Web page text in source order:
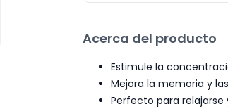
Acerca del producto
Estimule la
Mejora la memoria y
Perfecto para relajarse